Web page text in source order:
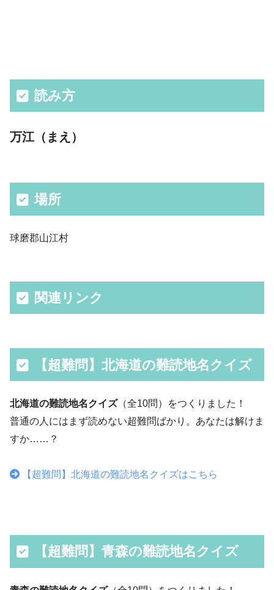
読み方
万江（まえ）
場所
球磨郡山江村
関連リンク
【超難問】北海道の難読地名クイズ
北海道の難読地名クイズ（全10問）をつくりました！
普通の人にはまず読めない超難問ばかり。あなたは解けま
すか……？
【超難問】北海道の難読地名クイズはこちら
【超難問】青森の難読地名クイズ